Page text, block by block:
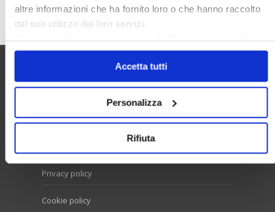
altre informazioni che ha fornito loro o che hanno raccolto
dal suo utilizzo dei loro servizi.
Chiudendo il banner cliccando sullaXverranno accettati
solo i cookie necessari.
Accetta tutti
Personalizza
Rifiuta
Cerca
Utilità
Contatti e RPD
Privacy policy
Cookie policy